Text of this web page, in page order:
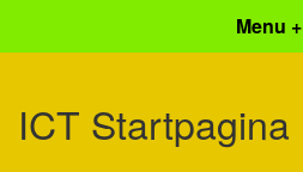
Menu +
ICT Startpagina